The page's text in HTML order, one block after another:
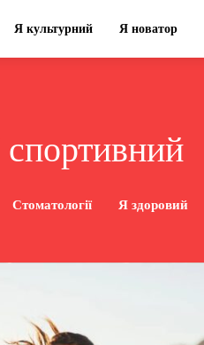
Я культурний Я новатор
Стоматології Я здоровий